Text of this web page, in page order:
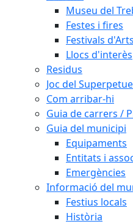
Museu del
Festes i fires
Festivals d'Arts
Llocs d'interès
Residus
Joc del
Com arribar-hi
Guia de carrers /
Guia del municipi
Equipaments
Entitats i
Emergències
Informació del
Festius locals
Història